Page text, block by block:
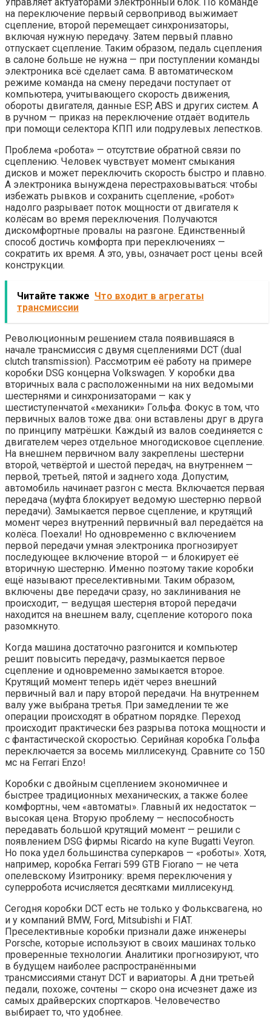
Управляет актуаторами электронный блок. По команде
на переключение первый сервопривод выжимает
сцепление, второй перемещает синхронизаторы,
включая нужную передачу. Затем первый плавно
отпускает сцепление. Таким образом, педаль сцепления
в салоне больше не нужна — при поступлении команды
электроника всё сделает сама. В автоматическом
режиме команда на смену передачи поступает от
компьютера, учитывающего скорость движения,
обороты двигателя, данные ESP, ABS и других систем. А
в ручном — приказ на переключение отдаёт водитель
при помощи селектора КПП или подрулевых лепестков.
Проблема «робота» — отсутствие обратной связи по
сцеплению. Человек чувствует момент смыкания
дисков и может переключить скорость быстро и плавно.
А электроника вынуждена перестраховываться: чтобы
избежать рывков и сохранить сцепление, «робот»
надолго разрывает поток мощности от двигателя к
колёсам во время переключения. Получаются
дискомфортные провалы на разгоне. Единственный
способ достичь комфорта при переключениях —
сократить их время. А это, увы, означает рост цены всей
конструкции.
Читайте также Что входит в агрегаты
трансмиссии
Революционным решением стала появившаяся в
начале трансмиссия с двумя сцеплениями DCT (dual
clutch transmission). Рассмотрим её работу на примере
коробки DSG концерна Volkswagen. У коробки два
вторичных вала с расположенными на них ведомыми
шестернями и синхронизаторами — как у
шестиступенчатой «механики» Гольфа. Фокус в том, что
первичных валов тоже два: они вставлены друг в друга
по принципу матрёшки. Каждый из валов соединяется с
двигателем через отдельное многодисковое сцепление.
На внешнем первичном валу закреплены шестерни
второй, четвёртой и шестой передач, на внутреннем —
первой, третьей, пятой и заднего хода. Допустим,
автомобиль начинает разгон с места. Включается первая
передача (муфта блокирует ведомую шестерню первой
передачи). Замыкается первое сцепление, и крутящий
момент через внутренний первичный вал передаётся на
колёса. Поехали! Но одновременно с включением
первой передачи умная электроника прогнозирует
последующее включение второй — и блокирует её
вторичную шестерню. Именно поэтому такие коробки
ещё называют преселективными. Таким образом,
включены две передачи сразу, но заклинивания не
происходит, — ведущая шестерня второй передачи
находится на внешнем валу, сцепление которого пока
разомкнуто.
Когда машина достаточно разгонится и компьютер
решит повысить передачу, размыкается первое
сцепление и одновременно замыкается второе.
Крутящий момент теперь идёт через внешний
первичный вал и пару второй передачи. На внутреннем
валу уже выбрана третья. При замедлении те же
операции происходят в обратном порядке. Переход
происходит практически без разрыва потока мощности и
с фантастической скоростью. Серийная коробка Гольфа
переключается за восемь миллисекунд. Сравните со 150
мс на Ferrari Enzo!
Коробки с двойным сцеплением экономичнее и
быстрее традиционных механических, а также более
комфортны, чем «автоматы». Главный их недостаток —
высокая цена. Вторую проблему — неспособность
передавать большой крутящий момент — решили с
появлением DSG фирмы Ricardo на купе Bugatti Veyron.
Но пока удел большинства суперкаров — «роботы». Хотя,
например, коробка Ferrari 599 GTB Fiorano — не чета
опелевскому Изитронику: время переключения у
суперробота исчисляется десятками миллисекунд.
Сегодня коробки DCT есть не только у Фольксвагена, но
и у компаний BMW, Ford, Mitsubishi и FIAT.
Преселективные коробки признали даже инженеры
Porsche, которые используют в своих машинах только
проверенные технологии. Аналитики прогнозируют, что
в будущем наиболее распространёнными
трансмиссиями станут DCT и вариаторы. А дни третьей
педали, похоже, сочтены — скоро она исчезнет даже из
самых драйверских спорткаров. Человечество
выбирает то, что удобнее.